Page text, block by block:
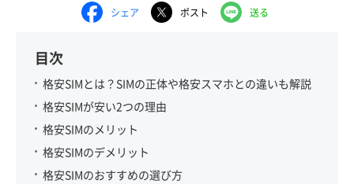
シェア ポスト 送る
目次
格安SIMとは？SIMの正体や格安スマホとの違いも解説
格安SIMが安い2つの理由
格安SIMのメリット
格安SIMのデメリット
格安SIMのおすすめの選び方